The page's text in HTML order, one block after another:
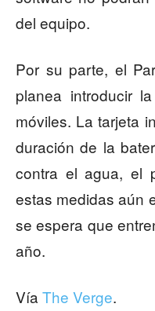
del equipo.
Por su parte, el
planea introducir
móviles. La tarjeta
duración de la
contra el agua, el
estas medidas aún
se espera que
año.
Vía The Verge.